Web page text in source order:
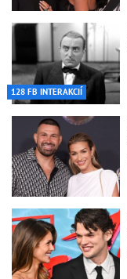
128 FB INTERAKCIÍ